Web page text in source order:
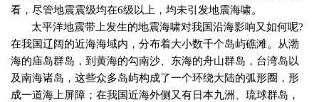
看，尽管地震震级均在6级以上，均未引发地震海啸。
太平洋地震带上发生的地震海啸对我国沿海影响又如何呢?
在我国辽阔的近海海域内，分布着大小数千个岛屿礁滩。从渤
海的庙岛群岛，到黄海的勾南沙、东海的舟山群岛，台湾岛以
及南海诸岛，这些众多岛屿构成了一个环绕大陆的弧形圈，形
成一道海上屏障；在我国近海外侧又有日本九洲、琉球群岛，